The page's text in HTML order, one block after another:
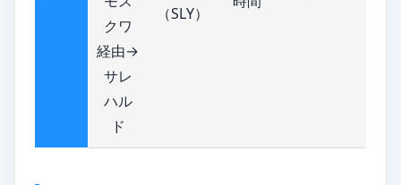
クワ
経由→
サレ
ハル
ド
（SLY）